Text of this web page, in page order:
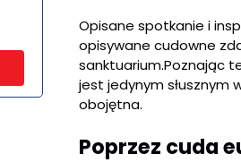
Opisane spotkanie i
opisywane cudowne
sanktuarium.Poznając
jest jedynym słusznym
obojętna.
Poprzez cuda